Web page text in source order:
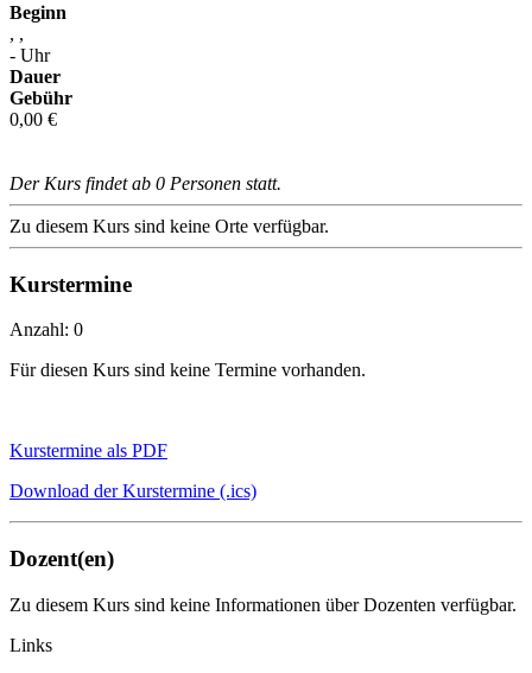
Beginn
, ,
- Uhr
Dauer
Gebühr
0,00 €
Der Kurs findet ab 0 Personen statt.
Zu diesem Kurs sind keine Orte verfügbar.
Kurstermine
Anzahl: 0
Für diesen Kurs sind keine Termine vorhanden.
Kurstermine als PDF
Download der Kurstermine (.ics)
Dozent(en)
Zu diesem Kurs sind keine Informationen über Dozenten verfügbar.
Links